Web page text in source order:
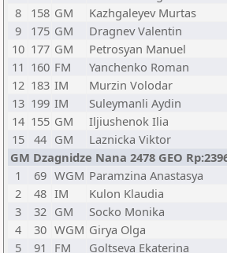
8
158 GM Kazhgaleyev Murtas
9
175 GM Dragnev Valentin
10 177 GM Petrosyan Manuel
11 160 FM Yanchenko Roman
12 183 IM Murzin Volodar
13 199 IM Suleymanli Aydin
14 155 GM Iljiushenok Ilia
15 44 GM Laznicka Viktor
GM Dzagnidze Nana 2478 GEO
1
69 WGM Paramzina Anastasya
2
48 IM Kulon Klaudia
3
32 GM Socko Monika
4
30 WGM Girya Olga
5
91 FM Goltseva Ekaterina